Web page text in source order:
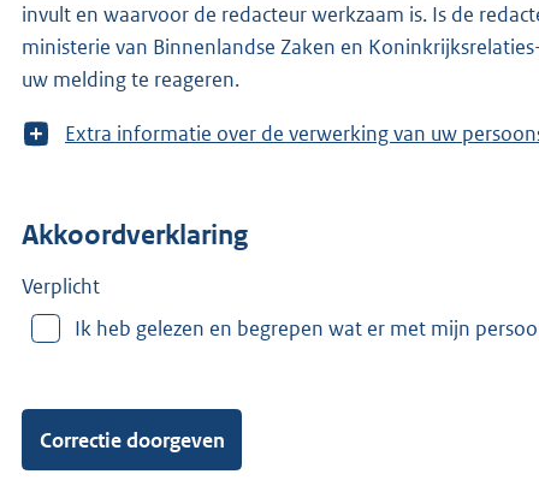
invult en waarvoor de redacteur werkzaam is. Is de redacteur niet bekend, ontvangen wij (KOOP -onderdeel van het
ministerie van Binnenlandse Zaken en
uw melding te reageren.
T
m
e
:
Extra informatie over de verwerking van uw
Akkoordverklaring
Verplicht
Ik heb gelezen en begrepen wat er met mijn